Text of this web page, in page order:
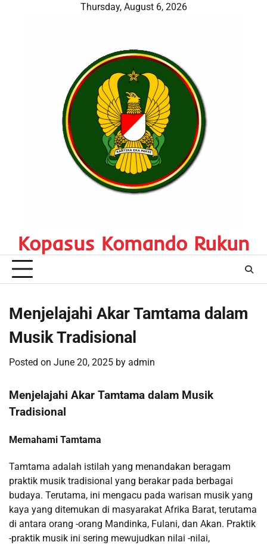
Thursday, August 6, 2026
Kopasus Komando Rukun
Menjelajahi Akar Tamtama dalam
Musik Tradisional
Posted on June 20, 2025 by admin
Menjelajahi Akar Tamtama dalam Musik
Tradisional
Memahami Tamtama
Tamtama adalah istilah yang menandakan beragam
praktik musik tradisional yang berakar pada berbagai
budaya. Terutama, ini mengacu pada warisan musik yang
kaya yang ditemukan di masyarakat Afrika Barat, terutama
di antara orang -orang Mandinka, Fulani, dan Akan. Praktik
-praktik musik ini sering mewujudkan nilai -nilai,